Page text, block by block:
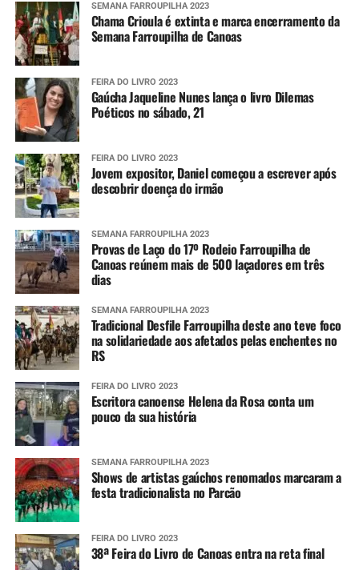
SEMANA FARROUPILHA 2023
Chama Crioula é extinta e marca encerramento da
Semana Farroupilha de Canoas
FEIRA DO LIVRO 2023
Gaúcha Jaqueline Nunes lança o livro Dilemas
Poéticos no sábado, 21
FEIRA DO LIVRO 2023
Jovem expositor, Daniel começou a escrever após
descobrir doença do irmão
SEMANA FARROUPILHA 2023
Provas de Laço do 17º Rodeio Farroupilha de
Canoas reúnem mais de 500 laçadores em três
dias
SEMANA FARROUPILHA 2023
Tradicional Desfile Farroupilha deste ano teve foco
na solidariedade aos afetados pelas enchentes no
RS
FEIRA DO LIVRO 2023
Escritora canoense Helena da Rosa conta um
pouco da sua história
SEMANA FARROUPILHA 2023
Shows de artistas gaúchos renomados marcaram a
festa tradicionalista no Parcão
FEIRA DO LIVRO 2023
38ª Feira do Livro de Canoas entra na reta final